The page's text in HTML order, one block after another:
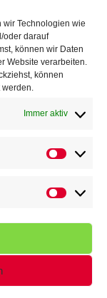
wir Technologien wie
oder darauf
können wir Daten
Website verarbeiten.
können
werden.
Immer aktiv